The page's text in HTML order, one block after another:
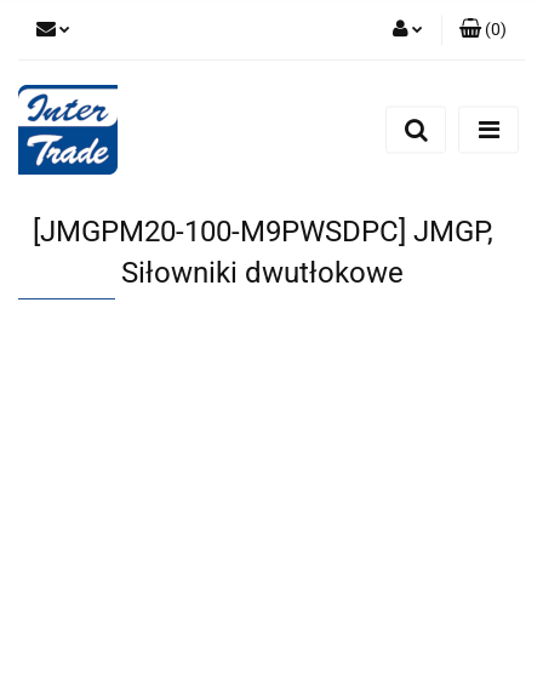
Zarejestruj się
(0)
[JMGPM20-100-M9PWSDPC] JMGP,
Siłowniki dwutłokowe